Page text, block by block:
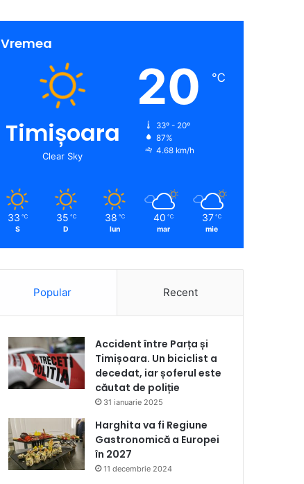
Vremea
Timișoara
Clear Sky
20 ℃
33º - 20º
87%
4.68 km/h
33 ℃
S
35 ℃
D
38 ℃
lun
40 ℃
mar
37 ℃
mie
Popular Recent
Accident între Parța și
Timișoara. Un biciclist a
decedat, iar șoferul este
căutat de poliție
31 ianuarie 2025
Harghita va fi Regiune
Gastronomică a Europei
în 2027
11 decembrie 2024